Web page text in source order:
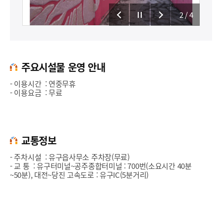
2/4
주요시설물 운영 안내
- 이용시간 : 연중무휴
- 이용요금 : 무료
교통정보
- 주차시설 : 유구읍사무소 주차장(무료)
- 교 통 : 유구터미널~공주종합터미널 : 700번(소요시간 40분
~50분), 대전~당진 고속도로 : 유구IC(5분거리)